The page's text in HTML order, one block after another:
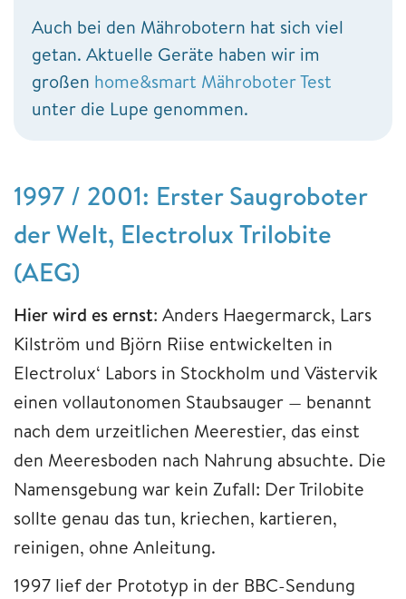
Auch bei den Mährobotern hat sich viel
getan. Aktuelle Geräte haben wir im
großen home&smart Mähroboter Test
unter die Lupe genommen.
1997 / 2001: Erster Saugroboter
der Welt, Electrolux Trilobite
(AEG)
Hier wird es ernst: Anders Haegermarck, Lars
Kilström und Björn Riise entwickelten in
Electrolux‘ Labors in Stockholm und Västervik
einen vollautonomen Staubsauger — benannt
nach dem urzeitlichen Meerestier, das einst
den Meeresboden nach Nahrung absuchte. Die
Namensgebung war kein Zufall: Der Trilobite
sollte genau das tun, kriechen, kartieren,
reinigen, ohne Anleitung.
1997 lief der Prototyp in der BBC-Sendung